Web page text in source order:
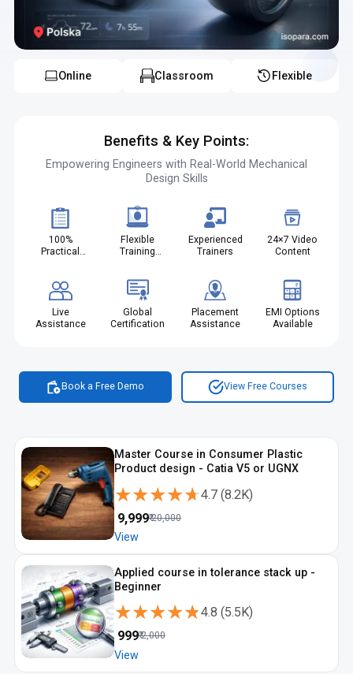
kurs online projektowania produktów konsumenckich w polsce
oraz kurs projektowania produktu w polsce z gwarancją pracy
zwiększają Twoje możliwości zawodowe i rozwój kariery.
Online Classroom Flexible
Benefits & Key Points:
Empowering Engineers with Real-World Mechanical
Design Skills
100%
Practical
Flexible
Training
Experienced
Trainers
24×7 Video
Content
Live
Assistance
Global
Certification
Placement
Assistance
EMI Options
Available
Book a Free Demo View Free Courses
Master Course in Consumer Plastic
Product design - Catia V5 or UGNX
★★★★★
★★★★★4.7 (8.2K)
9,999₹20,000
View
Applied course in tolerance stack up -
Beginner
★★★★★
★★★★★4.8 (5.5K)
999₹2,000
View